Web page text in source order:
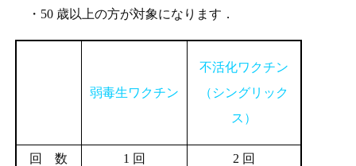
・50 歳以上の方が対象になります．
弱毒生ワクチン
不活化ワクチン
（シングリック
ス）
回 数 1 回 2 回